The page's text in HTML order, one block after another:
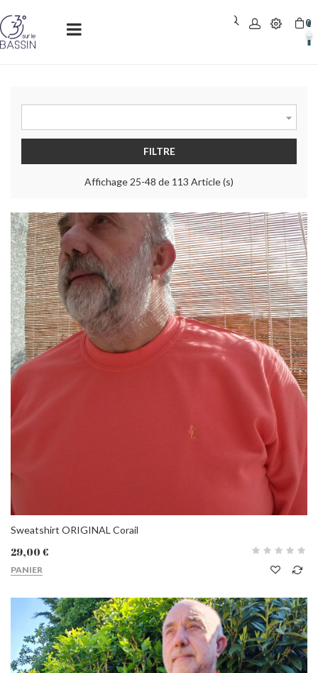
0

FILTRE
Affichage 25-48 de 113 Article (s)
Sweatshirt ORIGINAL Corail
29,00 €
PANIER